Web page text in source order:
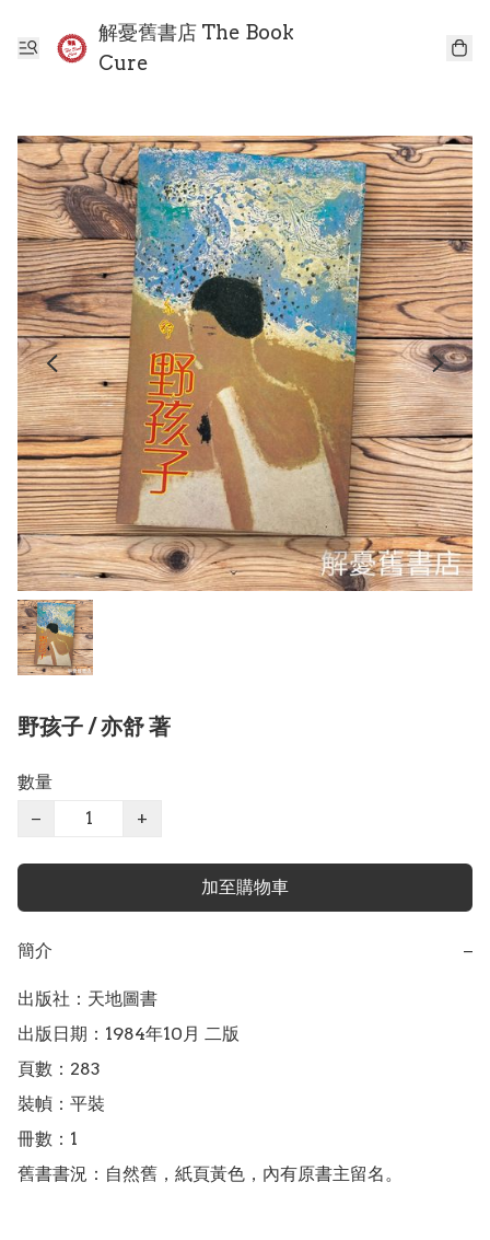
解憂舊書店 The Book
Cure
野孩子 / 亦舒 著
數量
−
+
加至購物車
簡介 −
出版社：天地圖書
出版日期：1984年10月 二版
頁數：283
裝幀：平裝
冊數：1
舊書書況：自然舊，紙頁黃色，內有原書主留名。